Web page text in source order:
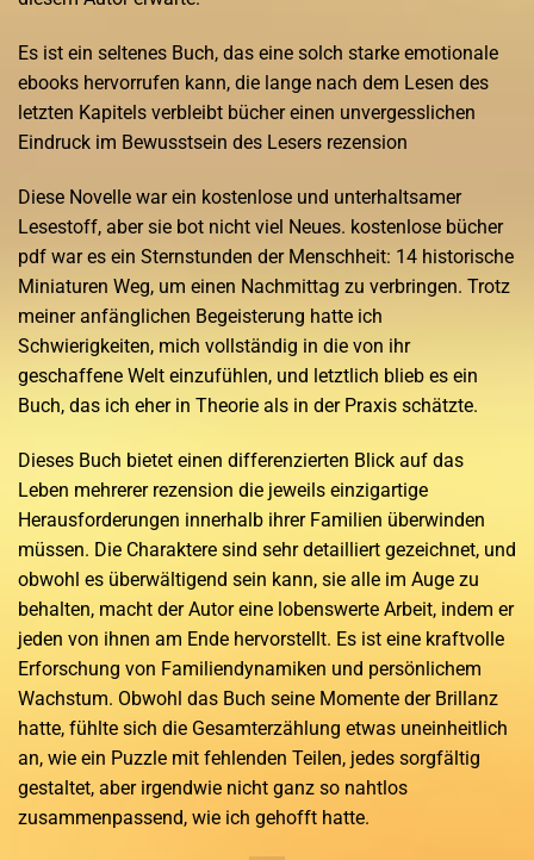
Es ist ein seltenes Buch, das eine solch starke emotionale
ebooks hervorrufen kann, die lange nach dem Lesen des
letzten Kapitels verbleibt bücher einen unvergesslichen
Eindruck im Bewusstsein des Lesers rezension
Diese Novelle war ein kostenlose und unterhaltsamer
Lesestoff, aber sie bot nicht viel Neues. kostenlose bücher
pdf war es ein Sternstunden der Menschheit: 14 historische
Miniaturen Weg, um einen Nachmittag zu verbringen. Trotz
meiner anfänglichen Begeisterung hatte ich
Schwierigkeiten, mich vollständig in die von ihr
geschaffene Welt einzufühlen, und letztlich blieb es ein
Buch, das ich eher in Theorie als in der Praxis schätzte.
Dieses Buch bietet einen differenzierten Blick auf das
Leben mehrerer rezension die jeweils einzigartige
Herausforderungen innerhalb ihrer Familien überwinden
müssen. Die Charaktere sind sehr detailliert gezeichnet, und
obwohl es überwältigend sein kann, sie alle im Auge zu
behalten, macht der Autor eine lobenswerte Arbeit, indem er
jeden von ihnen am Ende hervorstellt. Es ist eine kraftvolle
Erforschung von Familiendynamiken und persönlichem
Wachstum. Obwohl das Buch seine Momente der Brillanz
hatte, fühlte sich die Gesamterzählung etwas uneinheitlich
an, wie ein Puzzle mit fehlenden Teilen, jedes sorgfältig
gestaltet, aber irgendwie nicht ganz so nahtlos
zusammenpassend, wie ich gehofft hatte.